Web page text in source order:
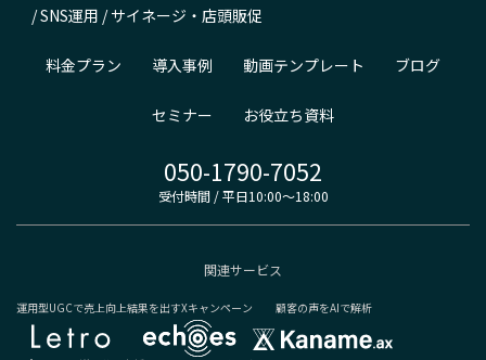
/SNS運用 /サイネージ・店頭販促
料金プラン 導入事例 動画テンプレート ブログ
セミナー お役立ち資料
050-1790-7052
受付時間 / 平日10:00～18:00
関連サービス
運用型UGCで売上向上結果を出すXキャンペーン 顧客の声をAIで解析